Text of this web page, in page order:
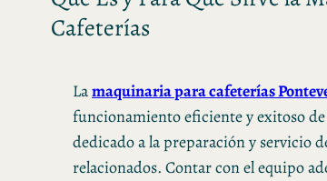
Cafeterías
Lamaquinaria para cafeterías
funcionamiento eficiente y exitoso
dedicado a la preparación y servicio
relacionados. Contar con el equipo